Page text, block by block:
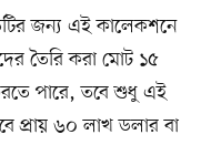
জন্য এই কালেকশনে
তৈরি করা মোট ১৫
পারে, তবে শুধু এই
প্রায় ৬০ লাখ ডলার বা